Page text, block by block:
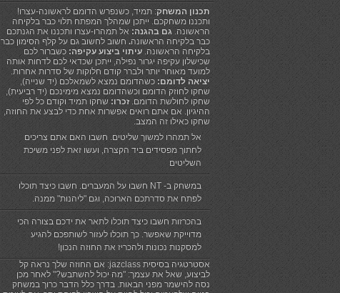
תכנון המשחק: תמיד, כשנפרש הדומם לראשונה-עצרו!
ותכננו משחקכם. ייתכן שמהלך המפתח תלוי כבר בלקיחה
הראשונה. גם בהגנה: אל תמהרו-עצרו ותכננו את הגנתכם
כבר בלקיחה הראשונה. חשוב לחשוב גם על קלף הסימון כבר
בלקיחה הראשונה. עיתוי ביצוע עקיפה: כשברור לכם
שכישלון עקיפה יגרור נפילה, ייתכן שכדאי לכם לדחות אותה
למועד מאוחר יותר ולברר קודם חלוקות של סדרות אחרות.
יציאה לדומם: כשהדומם נמצא לשמאלכם (יד שנייה),
שחקו לחוזק הדומם וכשהדומם נמצא מימינכם (יד רביעית),
שחקו לחולשת הדומם.זכרו:שחקו תמיד וקודם כל לפי
ההיגיון. אם אתם רואים אפשרות אחת כדי לבצע את החוזה,
שחקו כאילו זה המצב.
אל תמהרו למשוך שליטים. חשבו האם אתם צריכים
לחתוך מפסידים ביד הקצרה, ועשו זאת לפני משיכת
השליטים
במשחק ב- NT חשבו על המעברים. חשבו כיצד תוכלו
לפתח את סדרתכם הארוכה, וגם "ליהנות" ממנה.
בהכרזות חשבו כיצד תוכלו לתאר את ידכם בצורה הכי
מדוייקת שאפשר. כך תוכלו לעזור לשותפכם להגיע
למסקנות נכונות ולהכריז את החוזה הנכון!
אסטרטגיה בסיסית jazclass: אם החוזה שלך נראה קל
לביצוע, שאל את עצמך: "מה יכול להשתבש?" לאחר מכן
נסה להישמר מפני הבאות. בדרך כלל הדבר כרוך במשחק